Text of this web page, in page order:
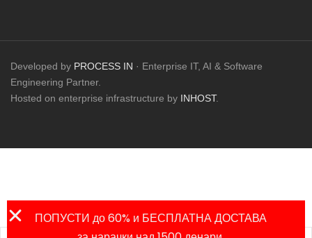
Developed by PROCESS IN · Enterprise IT, AI & Software
Engineering Partner.
Hosted on enterprise infrastructure by INHOST.
ПОПУСТИ до 60% и БЕСПЛАТНА ДОСТАВА